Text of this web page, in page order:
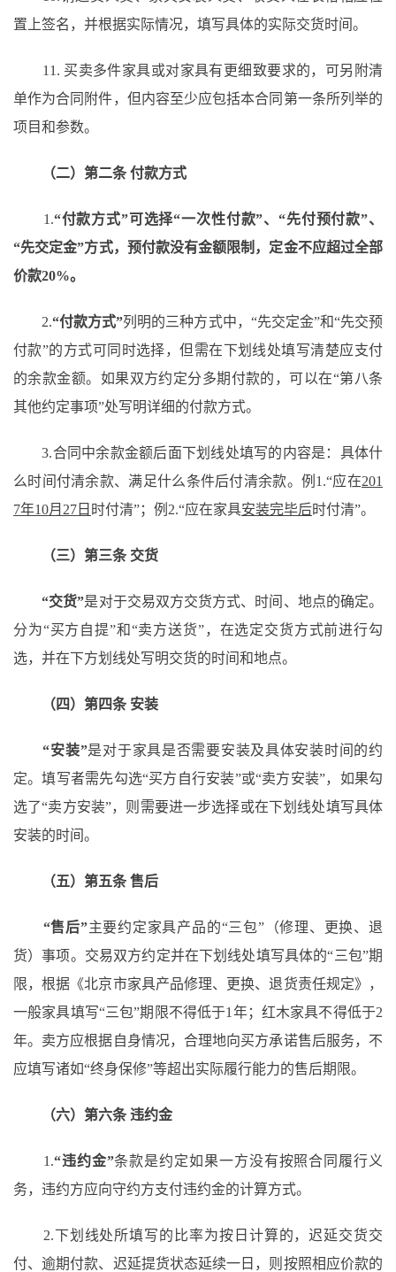
置上签名，并根据实际情况，填写具体的实际交货时间。
11. 买卖多件家具或对家具有更细致要求的，可另附清
单作为合同附件，但内容至少应包括本合同第一条所列举的
项目和参数。
（二）第二条 付款方式
1.“付款方式”可选择“一次性付款”、“先付预付款”、
“先交定金”方式，预付款没有金额限制，定金不应超过全部
价款20%。
2.“付款方式”列明的三种方式中， “先交定金”和“先交预
付款”的方式可同时选择，但需在下划线处填写清楚应支付
的余款金额。如果双方约定分多期付款的，可以在“第八条
其他约定事项”处写明详细的付款方式。
3.合同中余款金额后面下划线处填写的内容是：具体什
么时间付清余款、满足什么条件后付清余款。例1.“应在201
7年10月27日 时付清”；例2.“应在家具安装完毕后时付清”。
（三）第三条 交货
“交货”是对于交易双方交货方式、时间、地点的确定。
分为“买方自提”和“卖方送货”，在选定交货方式前进行勾
选，并在下方划线处写明交货的时间和地点。
（四）第四条 安装
“安装”是对于家具是否需要安装及具体安装时间的约
定。填写者需先勾选“买方自行安装”或“卖方安装”，如果勾
选了“卖方安装”，则需要进一步选择或在下划线处填写具体
安装的时间。
（五）第五条 售后
“售后”主要约定家具产品的“三包”（修理、更换、退
货）事项。交易双方约定并在下划线处填写具体的“三包”期
限，根据《北京市家具产品修理、更换、退货责任规定》，
一般家具填写“三包”期限不得低于1年；红木家具不得低于2
年。卖方应根据自身情况，合理地向买方承诺售后服务，不
应填写诸如“终身保修”等超出实际履行能力的售后期限。
（六）第六条 违约金
1.“违约金”条款是约定如果一方没有按照合同履行义
务，违约方应向守约方支付违约金的计算方式。
2.下划线处所填写的比率为按日计算的，迟延交货交
付、逾期付款、迟延提货状态延续一日，则按照相应价款的